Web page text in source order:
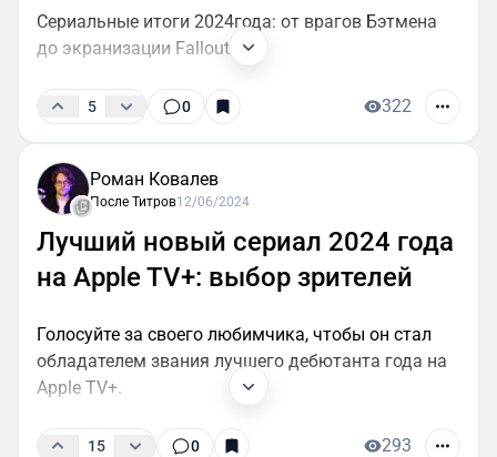
Сериальные итоги 2024года: от врагов Бэтмена
до экранизации Fallout.
5 0 322
Роман Ковалев
После Титров12/06/2024
Лучший новый сериал 2024 года
на Apple TV+: выбор зрителей
Голосуйте за своего любимчика, чтобы он стал
обладателем звания лучшего дебютанта года на
Apple TV+.
15 0 293